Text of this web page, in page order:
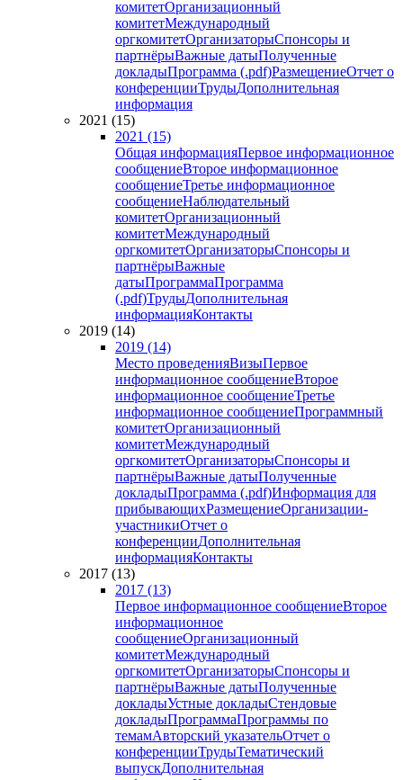
комитетОрганизационный
комитетМеждународный
оргкомитетОрганизаторыСпонсоры и
партнёрыВажные датыПолученные
докладыПрограмма (.pdf)РазмещениеОтчет о
конференцииТрудыДополнительная
информация
2021 (15)
2021 (15)
Общая информацияПервое информационное
сообщениеВторое информационное
сообщениеТретье информационное
сообщениеНаблюдательный
комитетОрганизационный
комитетМеждународный
оргкомитетОрганизаторыСпонсоры и
партнёрыВажные
датыПрограммаПрограмма
(.pdf)ТрудыДополнительная
информацияКонтакты
2019 (14)
2019 (14)
Место проведенияВизыПервое
информационное сообщениеВторое
информационное сообщениеТретье
информационное сообщениеПрограммный
комитетОрганизационный
комитетМеждународный
оргкомитетОрганизаторыСпонсоры и
партнёрыВажные датыПолученные
докладыПрограмма (.pdf)Информация для
прибывающихРазмещениеОрганизации-
участникиОтчет о
конференцииДополнительная
информацияКонтакты
2017 (13)
2017 (13)
Первое информационное сообщениеВторое
информационное
сообщениеОрганизационный
комитетМеждународный
оргкомитетОрганизаторыСпонсоры и
партнёрыВажные датыПолученные
докладыУстные докладыСтендовые
докладыПрограммаПрограммы по
темамАвторский указательОтчет о
конференцииТрудыТематический
выпускДополнительная